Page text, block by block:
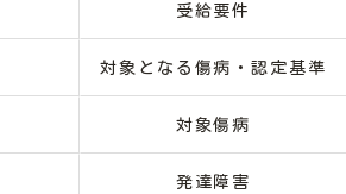
受給要件
対象となる傷病・認定基準
対象傷病
発達障害